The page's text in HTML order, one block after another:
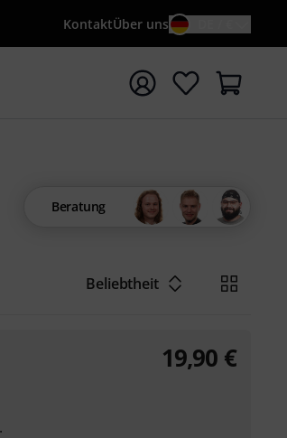
KontaktÜber uns
starten
Beratung
Beliebtheit
19,90 €